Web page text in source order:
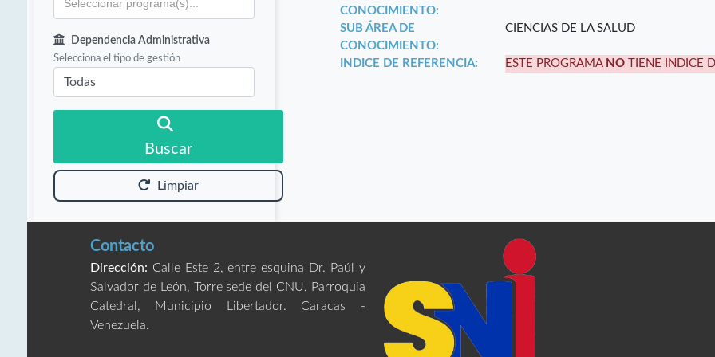
Dependencia Administrativa
Selecciona el tipo de gestión
Buscar
Limpiar
CONOCIMIENTO:
SUB ÁREA DE
CONOCIMIENTO:
CIENCIAS DE LA SALUD
INDICE DE REFERENCIA: ESTE PROGRAMA NO TIENE INDICE
Contacto
Dirección: Calle Este 2, entre esquina Dr. Paúl y
Salvador de León, Torre sede del CNU, Parroquia
Catedral, Municipio Libertador. Caracas -
Venezuela.